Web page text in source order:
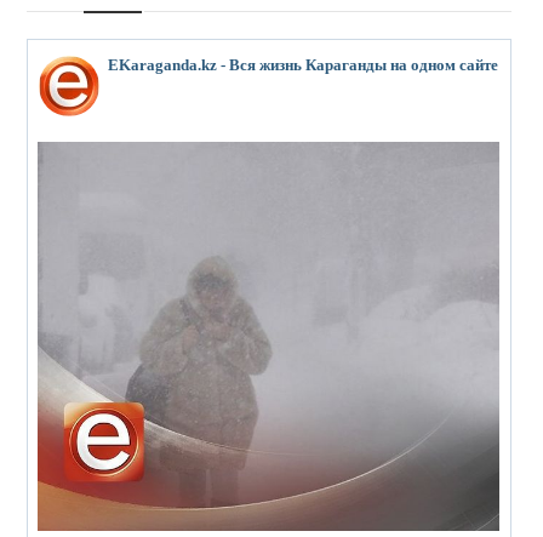
EKaraganda.kz - Вся жизнь Караганды на одном сайте